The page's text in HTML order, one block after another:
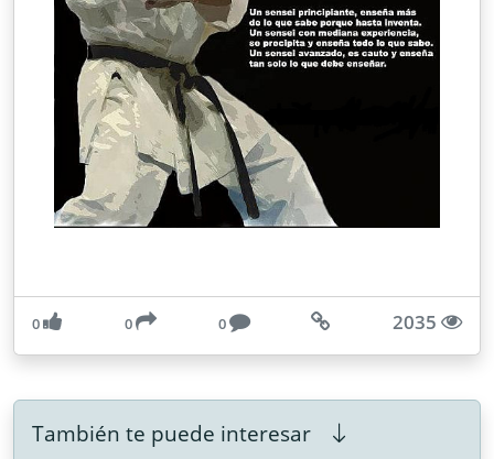
0 0 0 2035
También te puede interesar